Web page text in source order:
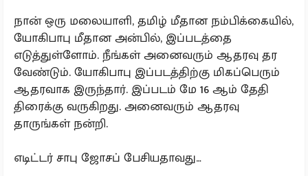
நான் ஒரு மலையாளி, தமிழ் மீதான நம்பிக்கையில்,
யோகிபாபு மீதான அன்பில், இப்படத்தை
எடுத்துள்ளோம். நீங்கள் அனைவரும் ஆதரவு தர
வேண்டும். யோகிபாபு இப்படத்திற்கு மிகப்பெரும்
ஆதரவாக இருந்தார். இப்படம் மே 16 ஆம் தேதி
திரைக்கு வருகிறது. அனைவரும் ஆதரவு
தாருங்கள் நன்றி.
எடிட்டர் சாபு ஜோசப் பேசியதாவது…